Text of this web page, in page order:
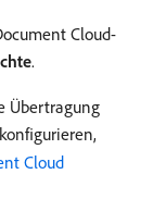
Cloud-
.
Übertragung
Cloud